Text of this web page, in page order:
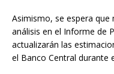
Asimismo, se espera
análisis en el Informe de
actualizarán las
el Banco Central durante